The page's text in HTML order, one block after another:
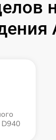
D940